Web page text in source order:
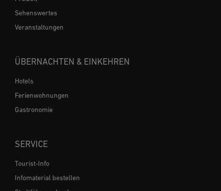
Sehenswertes
Veranstaltungen
ÜBERNACHTEN & EINKEHREN
Hotels
Ferienwohnungen
Gastronomie
SERVICE
Tourist-Info
Infomaterial bestellen